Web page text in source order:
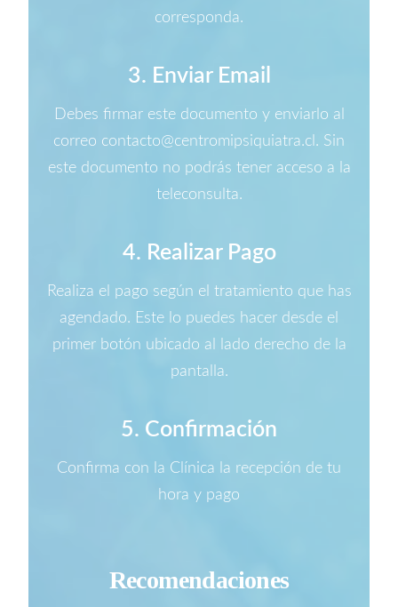
corresponda.
3. Enviar Email
Debes firmar este documento y enviarlo al
correo contacto@centromipsiquiatra.cl. Sin
este documento no podrás tener acceso a la
teleconsulta.
4. Realizar Pago
Realiza el pago según el tratamiento que has
agendado. Este lo puedes hacer desde el
primer botón ubicado al lado derecho de la
pantalla.
5. Confirmación
Confirma con la Clínica la recepción de tu
hora y pago
Recomendaciones